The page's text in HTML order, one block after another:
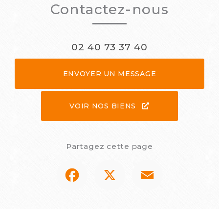
Contactez-nous
02 40 73 37 40
ENVOYER UN MESSAGE
VOIR NOS BIENS
Partagez cette page